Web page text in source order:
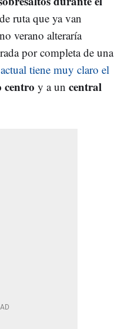
ruta que ya van
verano alteraría
por completa de una
tiene muy claro el
centro y a un central